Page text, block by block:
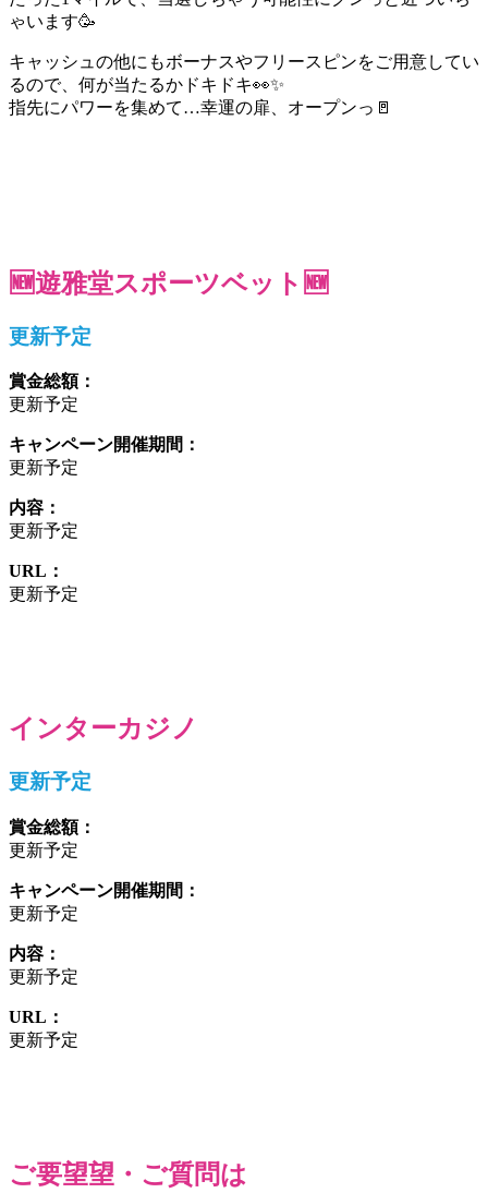
ゃいます🥳
キャッシュの他にもボーナスやフリースピンをご用意してい
るので、何が当たるかドキドキ👀✨
指先にパワーを集めて…幸運の扉、オープンっ🚪
🆕遊雅堂スポーツベット🆕
更新予定
賞金総額：
更新予定
キャンペーン開催期間：
更新予定
内容：
更新予定
URL：
更新予定
インターカジノ
更新予定
賞金総額：
更新予定
キャンペーン開催期間：
更新予定
内容：
更新予定
URL：
更新予定
ご要望望・ご質問は